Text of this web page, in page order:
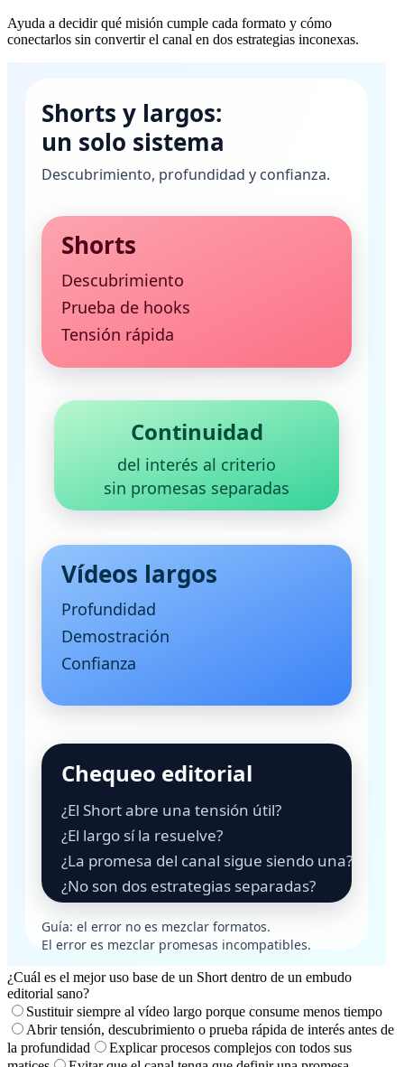
Ayuda a decidir qué misión cumple cada formato y cómo
conectarlos sin convertir el canal en dos estrategias inconexas.
¿Cuál es el mejor uso base de un Short dentro de un embudo
editorial sano?
Sustituir siempre al vídeo largo porque consume menos tiempo
Abrir tensión, descubrimiento o prueba rápida de interés antes de
la profundidad
Explicar procesos complejos con todos sus